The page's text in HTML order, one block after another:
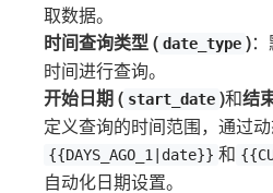
取数据。
时间查询类型 ( date_type )
时间进行查询。
开始日期 ( start_date )和结
定义查询的时间范围，通过
{{DAYS_AGO_1|date}} 和
自动化日期设置。